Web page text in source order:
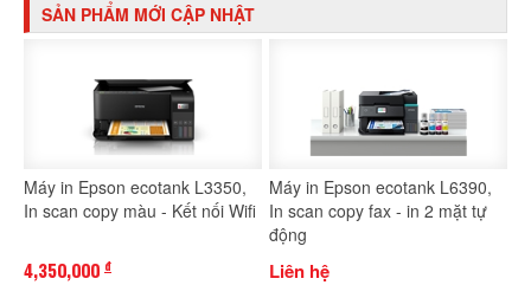
SẢN PHẨM MỚI CẬP NHẬT
Máy in Epson ecotank L3350,
In scan copy màu - Kết nối Wifi
4,350,000 đ
Máy in Epson ecotank L6390,
In scan copy fax - in 2 mặt tự
động
Liên hệ